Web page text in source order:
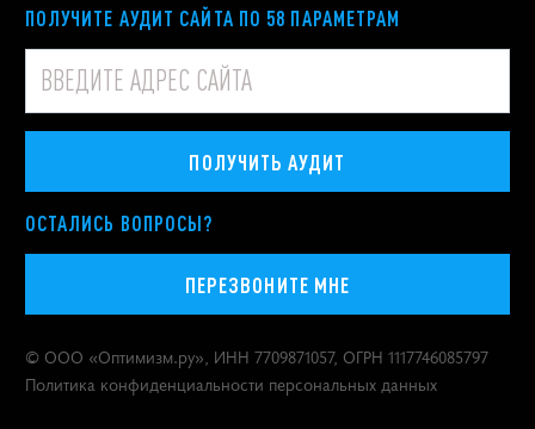
ПОЛУЧИТЕ АУДИТ САЙТА ПО 58 ПАРАМЕТРАМ
ПОЛУЧИТЬ АУДИТ
ОСТАЛИСЬ ВОПРОСЫ?
ПЕРЕЗВОНИТЕ МНЕ
© ООО «Оптимизм.ру», ИНН 7709871057, ОГРН 1117746085797
Политика конфиденциальности персональных данных